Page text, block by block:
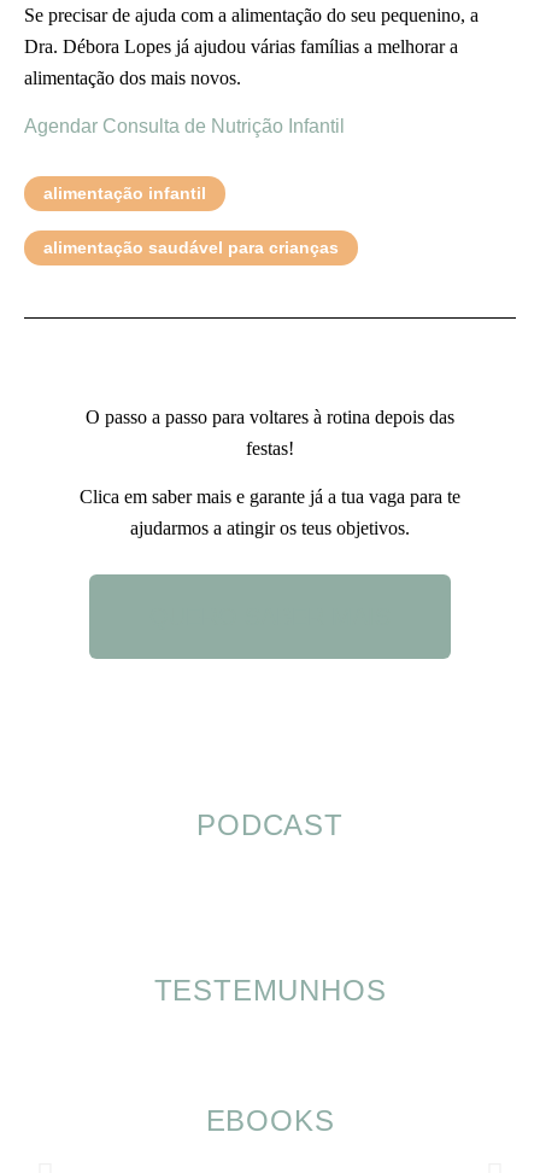
Se precisar de ajuda com a alimentação do seu pequenino, a
Dra. Débora Lopes já ajudou várias famílias a melhorar a
alimentação dos mais novos.
Agendar Consulta de Nutrição Infantil
alimentação infantil
alimentação saudável para crianças
O passo a passo para voltares à rotina depois das
festas!
Clica em saber mais e garante já a tua vaga para te
ajudarmos a atingir os teus objetivos.
PODCAST
TESTEMUNHOS
EBOOKS